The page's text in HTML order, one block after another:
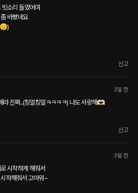
소리 들었어여
바빴네요
신고
3달 전
진짜..(칭얼칭얼ㅋㅋㅋㅋ) 나도 사랑해🫶🏻
신고
3달 전
시작하게 해줘서
작해줘서 고마워~